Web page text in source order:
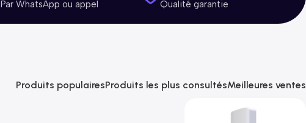
Par WhatsApp ou appel Qualité garantie
Produits populairesProduits les plus consultésMeilleures ventes